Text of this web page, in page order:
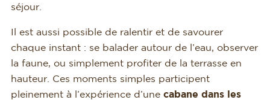
séjour.
Il est aussi possible de ralentir et de savourer
chaque instant : se balader autour de l’eau, observer
la faune, ou simplement profiter de la terrasse en
hauteur. Ces moments simples participent
pleinement à l’expérience d’une cabane dans les